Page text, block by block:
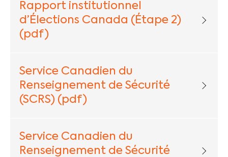
Rapport institutionnel
d’Élections Canada (Étape 2)
(pdf)
Service Canadien du
Renseignement de Sécurité
(SCRS) (pdf)
Service Canadien du
Renseignement de Sécurité